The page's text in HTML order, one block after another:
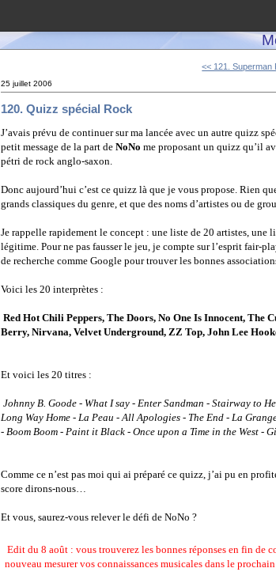
<< 121. Superman
25 juillet 2006
120. Quizz spécial Rock
J’avais prévu de continuer sur ma lancée avec un autre quizz
petit message de la part deNoNo me proposant un quizz qu’il
pétri de rock anglo-saxon.
Donc aujourd’hui c’est ce quizz là que je vous propose. Rien
grands classiques du genre, et que des noms d’artistes ou de
Je rappelle rapidement le concept : une liste de 20 artistes, une
légitime. Pour ne pas fausser le jeu, je compte sur l’esprit fair-
de recherche comme Google pour trouver les bonnes
Voici les 20 interprètes :
Red Hot Chili Peppers, The Doors, No One Is Innocent, The
Berry, Nirvana, Velvet Underground, ZZ Top, John Lee
Et voici les 20 titres :
Johnny B. Goode - What I say -Enter Sandman -Stairway to
Long Way Home -La Peau -All Apologies - The End -La
-Boom Boom -Paint it Black -Once upon a Time in the West -
Comme ce n’est pas moi qui ai préparé ce quizz, j’ai pu en
score dirons-nous…
Et vous, saurez-vous relever le défi de NoNo ?
Edit du 8 août : vous trouverez les bonnes réponses en fin de
nouveau mesurer vos connaissances musicales dans le